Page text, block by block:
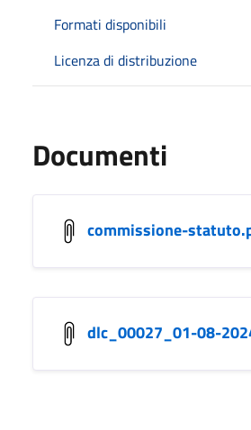
Formati disponibili
Licenza di distribuzione
Documenti
commissione-
dlc_00027_01-08-